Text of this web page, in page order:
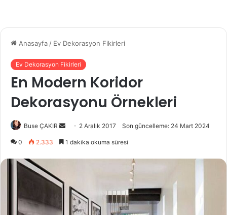
Anasayfa / Ev Dekorasyon Fikirleri
Ev Dekorasyon Fikirleri
En Modern Koridor
Dekorasyonu Örnekleri
Buse ÇAKIR
Bir
2 Aralık 2017 Son güncelleme: 24 Mart 2024
0 2.333 1 dakika okuma süresi